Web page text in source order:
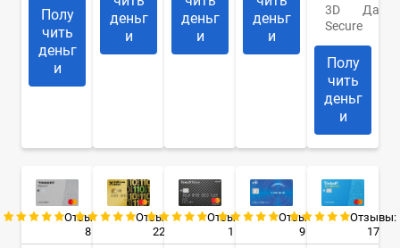
Полу
чить
деньг
и
деньг
и
деньг
и
деньг
и
3D
Secure
Да
Полу
чить
деньг
и
Отзывы:
8
Отзывы:
22
Отзывы:
1
Отзывы:
9
Отзывы:
17